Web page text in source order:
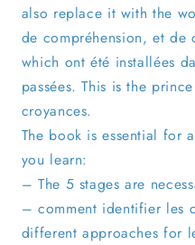
also replace it with the
de compréhension, et de
which ont été installées
passées. This is the
croyances.
The book is essential for
you learn:
– The 5 stages are
– comment identifier les
different approaches for